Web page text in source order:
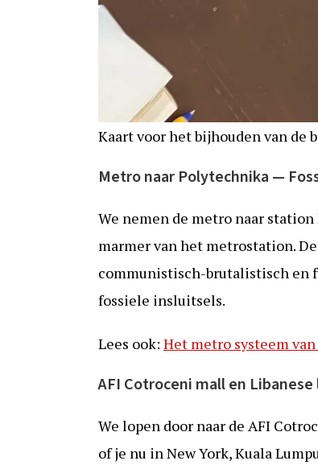
Kaart voor het bijhouden van de
Metro naar Polytechnika —
We nemen de metro naar
marmer van het metrostation.
communistisch-brutalistisch en
fossiele insluitsels.
Lees ook: Het metro systeem
AFI Cotroceni mall en Libanese
We lopen door naar de AFI
of je nu in New York, Kuala